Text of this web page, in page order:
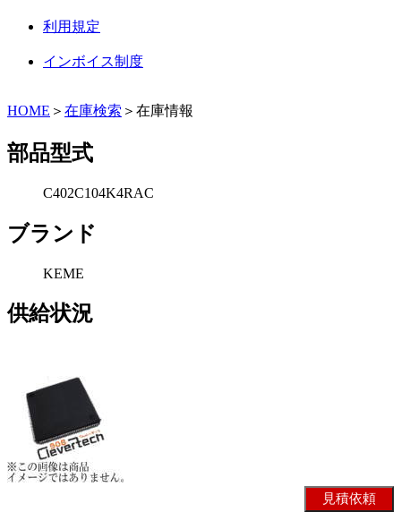
利用規定
インボイス制度
HOME ＞ 在庫検索 ＞在庫情報
部品型式
C402C104K4RAC
ブランド
KEME
供給状況